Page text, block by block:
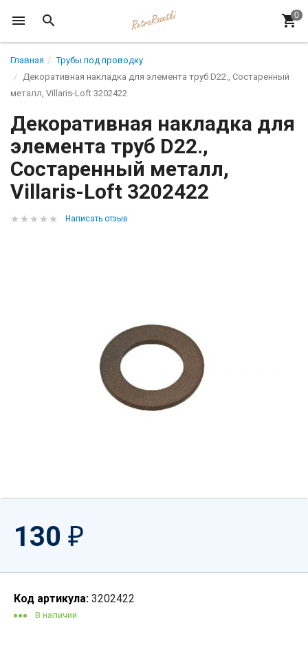
Главная
Трубы под проводку
Декоративная накладка для элемента труб D22., Состаренный
металл, Villaris-Loft 3202422
Декоративная накладка для
элемента труб D22.,
Состаренный металл,
Villaris-Loft 3202422
Написать отзыв
130 ₽
Код артикула: 3202422
В наличии